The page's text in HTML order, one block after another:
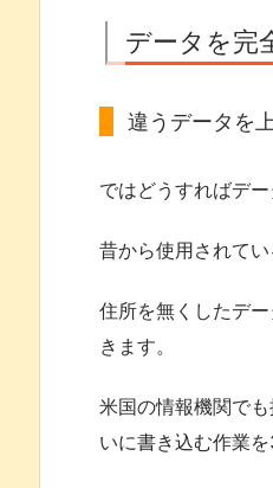
データを完
違うデータを
ではどうすればデ
昔から使用されて
住所を無くしたデ
きます。
米国の情報機関で
いに書き込む作業